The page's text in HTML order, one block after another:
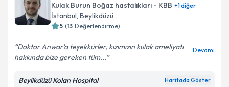
Kulak Burun Boğaz hastalıkları - KBB +1diğer
İstanbul, Beylikdüzü
5 (13 Değerlendirme)
Doktor Anwar'a teşekkürler, kızımızın kulak ameliyatı
hakkında bize gereken tüm...
Devamı
Beylikdüzü Kolan Hospital Haritada Göster